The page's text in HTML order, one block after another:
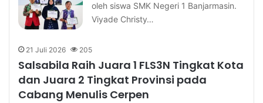
oleh siswa SMK Negeri 1 Banjarmasin.
Viyade Christy…
21 Juli 2026 205
Salsabila Raih Juara 1 FLS3N Tingkat Kota
dan Juara 2 Tingkat Provinsi pada
Cabang Menulis Cerpen